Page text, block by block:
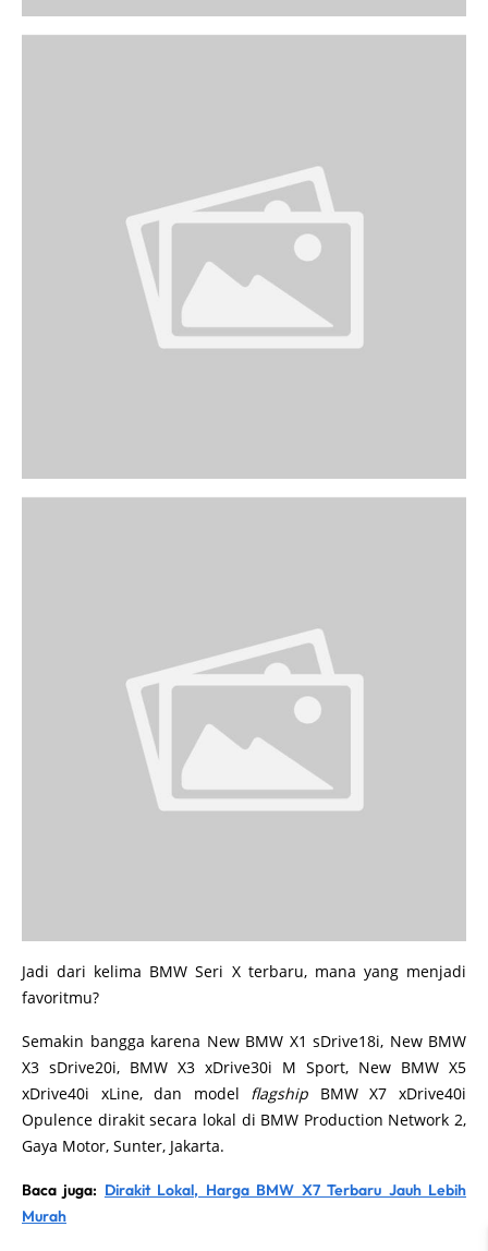
Jadi dari kelima BMW Seri X terbaru, mana yang menjadi
favoritmu?
Semakin bangga karena New BMW X1 sDrive18i, New BMW
X3 sDrive20i, BMW X3 xDrive30i M Sport, New BMW X5
xDrive40i xLine, dan model flagship BMW X7 xDrive40i
Opulence dirakit secara lokal di BMW Production Network 2,
Gaya Motor, Sunter, Jakarta.
Baca juga: Dirakit Lokal, Harga BMW X7 Terbaru Jauh Lebih
Murah